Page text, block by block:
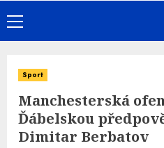
Primary
Menu
Sport
Manchesterská
Ďábelskou
Dimitar Berbatov